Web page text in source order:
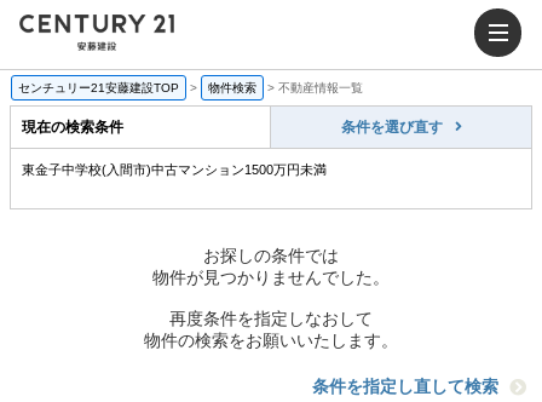
センチュリー21安藤建設TOP > 物件検索 > 不動産情報一覧
現在の検索条件 条件を選び直す
東金子中学校(入間市)中古マンション1500万円未満
お探しの条件では
物件が見つかりませんでした。
再度条件を指定しなおして
物件の検索をお願いいたします。
条件を指定し直して検索